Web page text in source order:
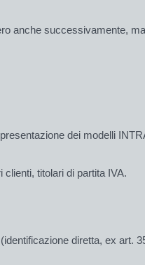
anche successivamente,
dei modelli
titolari di partita IVA.
identificazione diretta, ex art.